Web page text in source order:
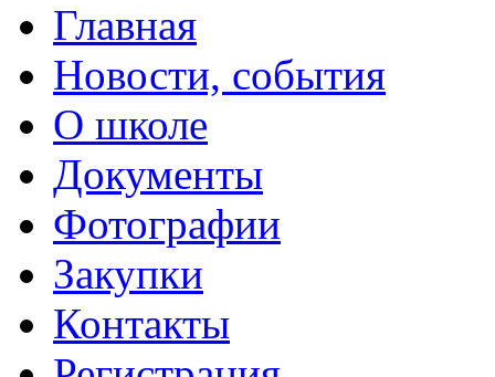
Главная
Новости, события
О школе
Документы
Фотографии
Закупки
Контакты